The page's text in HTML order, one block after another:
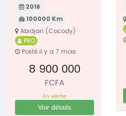
2016
100000 Km
Abidjan (Cocody)
PRO
Posté il y a 7 mois
8 900 000
FCFA
En vente
Voir détails